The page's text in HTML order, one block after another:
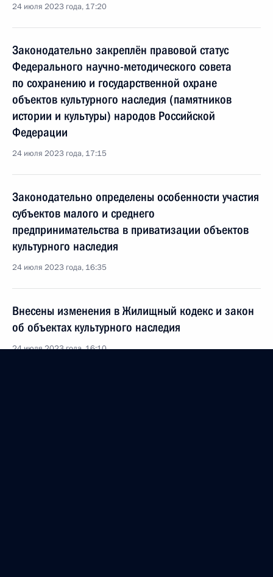
24 июля 2023 года, 17:20
Законодательно закреплён правовой статус
Федерального научно-методического совета
по сохранению и государственной охране
объектов культурного наследия (памятников
истории и культуры) народов Российской
Федерации
24 июля 2023 года, 17:15
Законодательно определены особенности участия
субъектов малого и среднего
предпринимательства в приватизации объектов
культурного наследия
24 июля 2023 года, 16:35
Внесены изменения в Жилищный кодекс и закон
об объектах культурного наследия
24 июля 2023 года, 16:10